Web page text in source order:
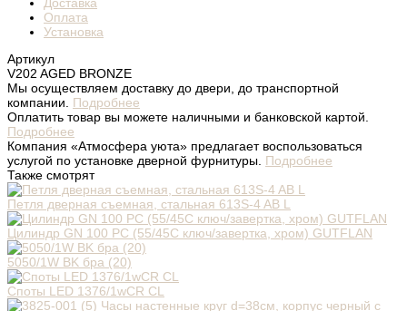
Оплата
Установка
Артикул
V202 AGED BRONZE
Мы осуществляем доставку до двери, до транспортной
компании. Подробнее
Оплатить товар вы можете наличными и банковской картой.
Подробнее
Компания «Атмосфера уюта» предлагает воспользоваться
услугой по установке дверной фурнитуры. Подробнее
Также смотрят
Петля дверная съемная, стальная 613S-4 AB L
Цилиндр GN 100 PC (55/45С ключ/завертка, хром) GUTFLAN
5050/1W BK бра (20)
Споты LED 1376/1wCR CL